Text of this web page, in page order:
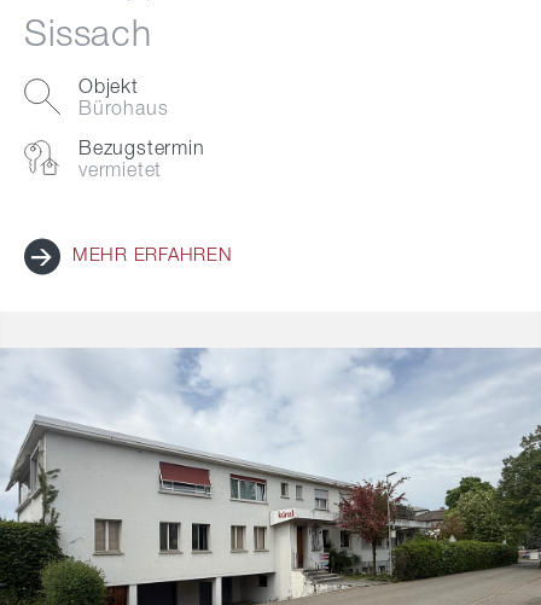
Sissach
Objekt
Bürohaus
Bezugstermin
vermietet
MEHR ERFAHREN